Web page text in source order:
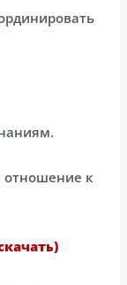
отношение к